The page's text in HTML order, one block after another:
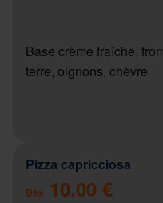
Base crème fraîche,
terre, oignons, chèvre
Pizza capricciosa
Dès 10.00 €